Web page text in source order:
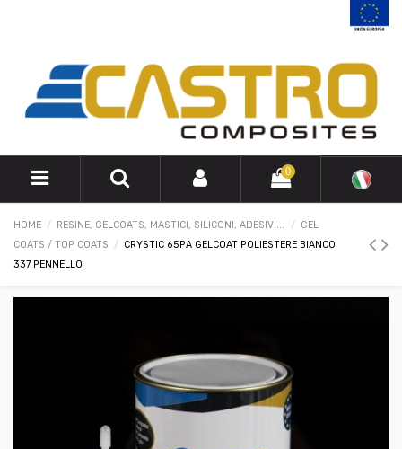
0
HOME RESINE, GELCOATS, MASTICI, SILICONI, ADESIVI...
GEL
COATS / TOP COATS
CRYSTIC 65PA GELCOAT POLIESTERE BIANCO
337 PENNELLO